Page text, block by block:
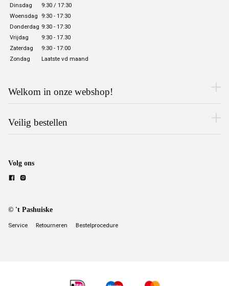
Dinsdag
9:30 / 17:30
Woensdag
9:30 - 17:30
Donderdag 9:30 - 17:30
Vrijdag
9:30 - 17.30
Zaterdag
9:30 - 17:00
Zondag
Laatste vd maand
Welkom in onze webshop!
Veilig bestellen
Volg ons
© 't Pashuiske
Service Retourneren Bestelprocedure